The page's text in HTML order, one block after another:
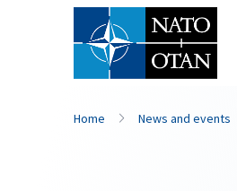
Home News and events